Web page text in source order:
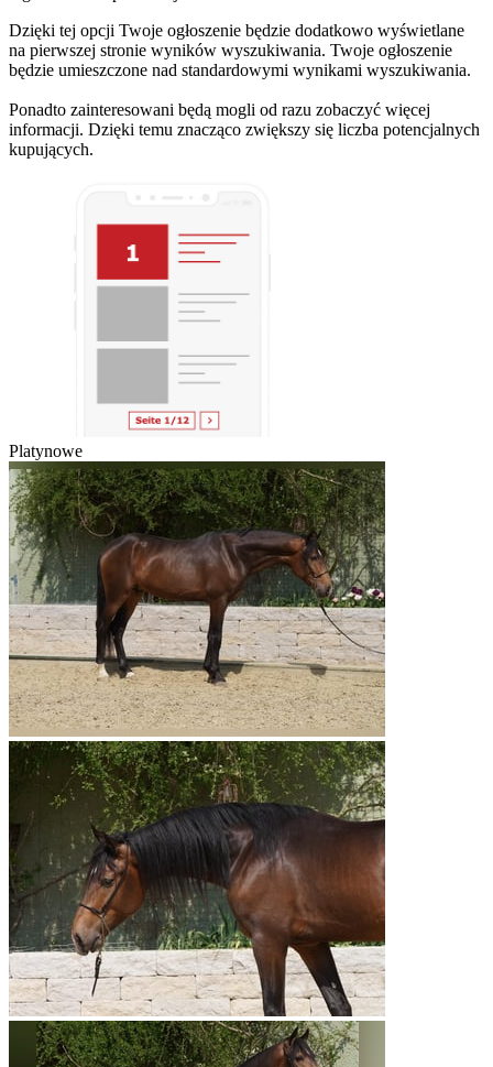
Dzięki tej opcji Twoje ogłoszenie będzie dodatkowo wyświetlane
na pierwszej stronie wyników wyszukiwania. Twoje ogłoszenie
będzie umieszczone nad standardowymi wynikami wyszukiwania.
Ponadto zainteresowani będą mogli od razu zobaczyć więcej
informacji. Dzięki temu znacząco zwiększy się liczba potencjalnych
kupujących.
Platynowe